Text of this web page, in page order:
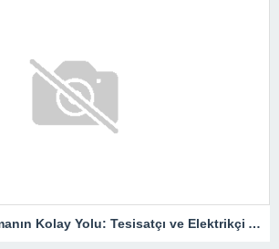
Hizmet Veren Bulmanın Kolay Yolu: Tesisatçı ve Elektrikçi Ararken Nelere Dikkat Edilmeli?